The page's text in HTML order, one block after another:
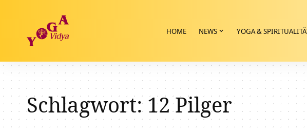
HOME NEWS YOGA &
Schlagwort: 12 Pilger